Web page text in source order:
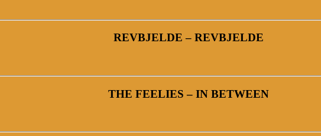
REVBJELDE – REVBJELDE
THE FEELIES – IN BETWEEN